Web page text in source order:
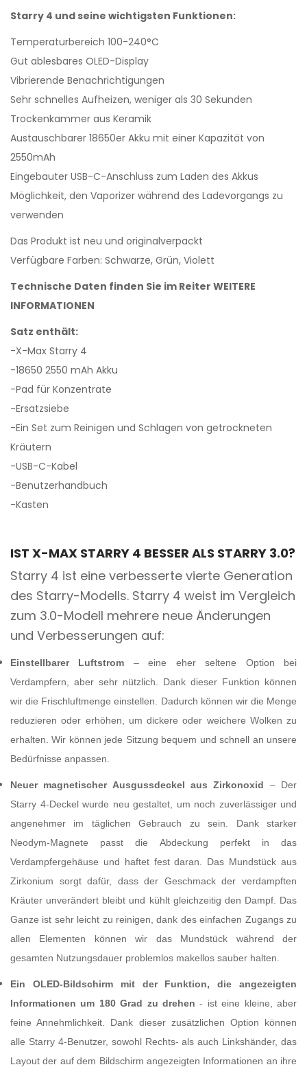
Starry 4 und seine wichtigsten Funktionen:
Temperaturbereich 100-240°C
Gut ablesbares OLED-Display
Vibrierende Benachrichtigungen
Sehr schnelles Aufheizen, weniger als 30 Sekunden
Trockenkammer aus Keramik
Austauschbarer 18650er Akku mit einer Kapazität von
2550mAh
Eingebauter USB-C-Anschluss zum Laden des Akkus
Möglichkeit, den Vaporizer während des Ladevorgangs zu
verwenden
Das Produkt ist neu und originalverpackt
Verfügbare Farben: Schwarze, Grün, Violett
Technische Daten finden Sie im Reiter WEITERE
INFORMATIONEN
Satz enthält:
-X-Max Starry 4
-18650 2550 mAh Akku
-Pad für Konzentrate
-Ersatzsiebe
-Ein Set zum Reinigen und Schlagen von getrockneten
Kräutern
-USB-C-Kabel
-Benutzerhandbuch
-Kasten
IST X-MAX STARRY 4 BESSER ALS STARRY 3.0?
Starry 4 ist eine verbesserte vierte Generation
des Starry-Modells. Starry 4 weist im Vergleich
zum 3.0-Modell mehrere neue Änderungen
und Verbesserungen auf:
Einstellbarer Luftstrom – eine eher seltene Option bei
Verdampfern, aber sehr nützlich. Dank dieser Funktion können
wir die Frischluftmenge einstellen. Dadurch können wir die Menge
reduzieren oder erhöhen, um dickere oder weichere Wolken zu
erhalten. Wir können jede Sitzung bequem und schnell an unsere
Bedürfnisse anpassen.
Neuer magnetischer Ausgussdeckel aus Zirkonoxid – Der
Starry 4-Deckel wurde neu gestaltet, um noch zuverlässiger und
angenehmer im täglichen Gebrauch zu sein. Dank starker
Neodym-Magnete passt die Abdeckung perfekt in das
Verdampfergehäuse und haftet fest daran. Das Mundstück aus
Zirkonium sorgt dafür, dass der Geschmack der verdampften
Kräuter unverändert bleibt und kühlt gleichzeitig den Dampf. Das
Ganze ist sehr leicht zu reinigen, dank des einfachen Zugangs zu
allen Elementen können wir das Mundstück während der
gesamten Nutzungsdauer problemlos makellos sauber halten.
Ein OLED-Bildschirm mit der Funktion, die angezeigten
Informationen um 180 Grad zu drehen - ist eine kleine, aber
feine Annehmlichkeit. Dank dieser zusätzlichen Option können
alle Starry 4-Benutzer, sowohl Rechts- als auch Linkshänder, das
Layout der auf dem Bildschirm angezeigten Informationen an ihre